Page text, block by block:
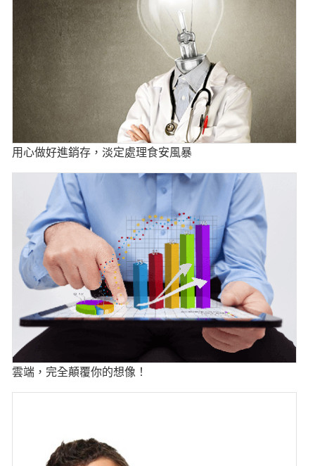
用心做好進銷存，淡定處理食安風暴
雲端，完全顛覆你的想像！